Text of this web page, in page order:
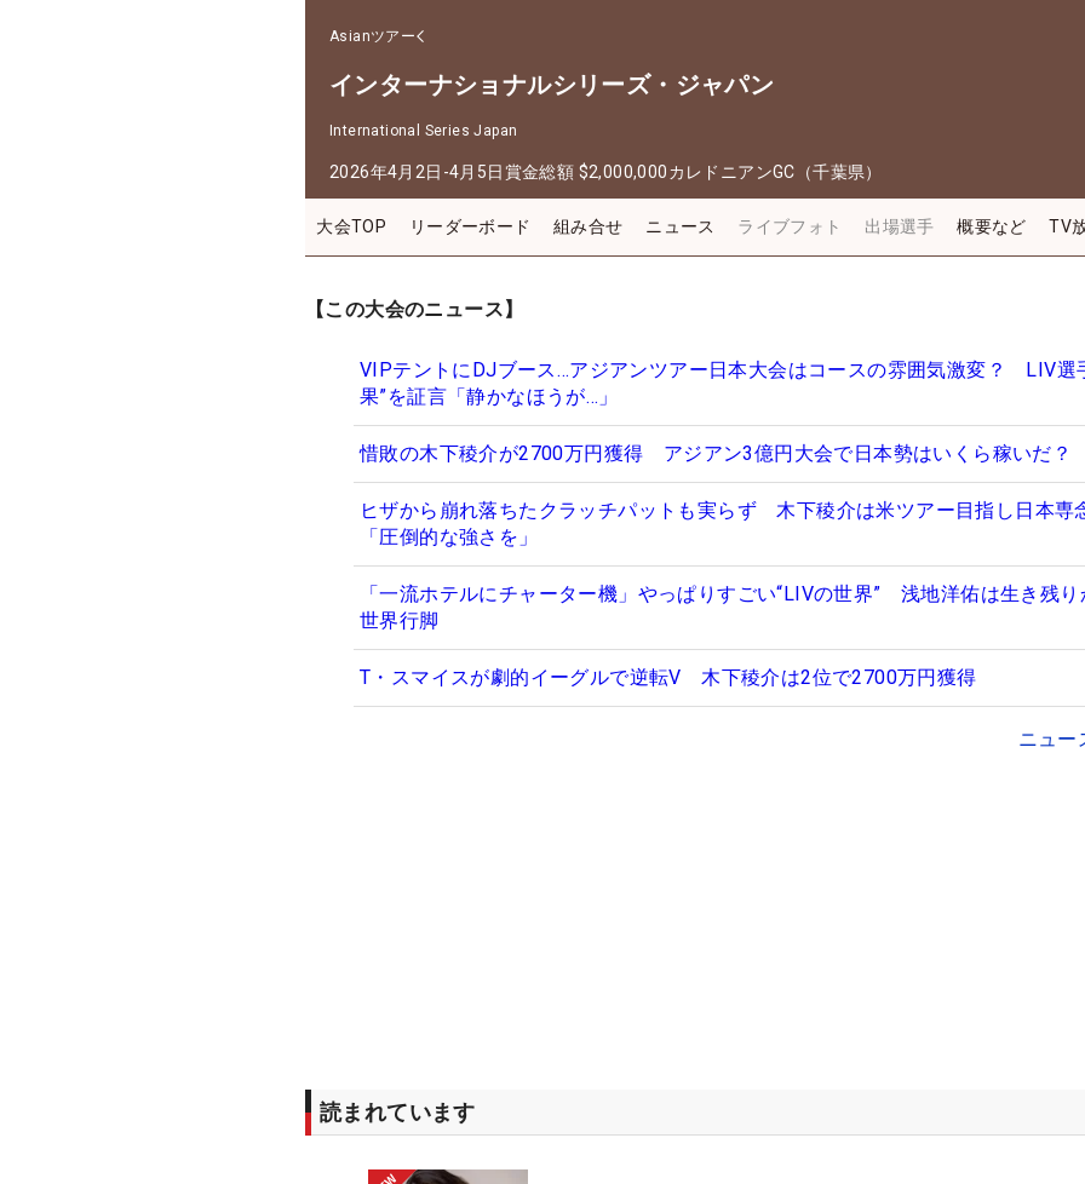
Asianツアー
インターナショナルシリーズ・ジャパン
International Series Japan
2026年4月2日-4月5日 賞金総額 $2,000,000カレドニアンGC（千葉県）
大会TOP リーダーボード 組み合せ ニュース ライブフォト 出場選手 概要など TV
【この大会のニュース】
VIPテントにDJブース…アジアンツアー日本大会はコースの雰囲気激変？ LIV選
果”を証言「静かなほうが…」
惜敗の木下稜介が2700万円獲得 アジアン3億円大会で日本勢はいくら稼いだ？
ヒザから崩れ落ちたクラッチパットも実らず 木下稜介は米ツアー目指し日本専
「圧倒的な強さを」
「一流ホテルにチャーター機」やっぱりすごい“LIVの世界” 浅地洋佑は生き残り
世界行脚
T・スマイスが劇的イーグルで逆転V 木下稜介は2位で2700万円獲得
ニュー
読まれています